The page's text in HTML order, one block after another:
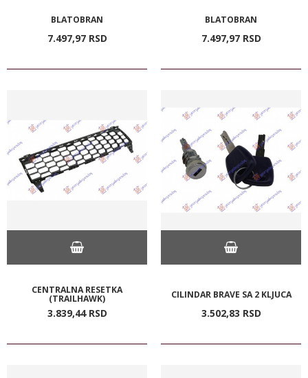
BLATOBRAN
7.497,97 RSD
BLATOBRAN
7.497,97 RSD
CENTRALNA RESETKA
(TRAILHAWK)
3.839,44 RSD
CILINDAR BRAVE SA 2 KLJUCA
3.502,83 RSD